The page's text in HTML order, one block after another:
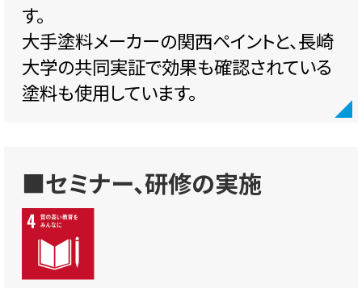
す。
大手塗料メーカーの関西ペイントと、長崎
大学の共同実証で効果も確認されている
塗料も使用しています。
■セミナー、研修の実施